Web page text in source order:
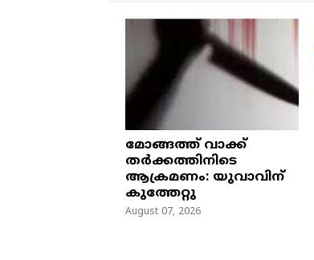
മോങ്ങത്ത് വാക്ക്
തർക്കത്തിനിടെ
ആക്രമണം: യുവാവിന്
കുത്തേറ്റു
August 07, 2026